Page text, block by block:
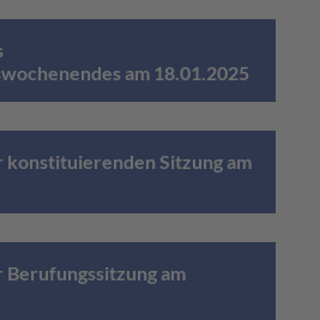
am 18.01.2025
Sitzung am
am